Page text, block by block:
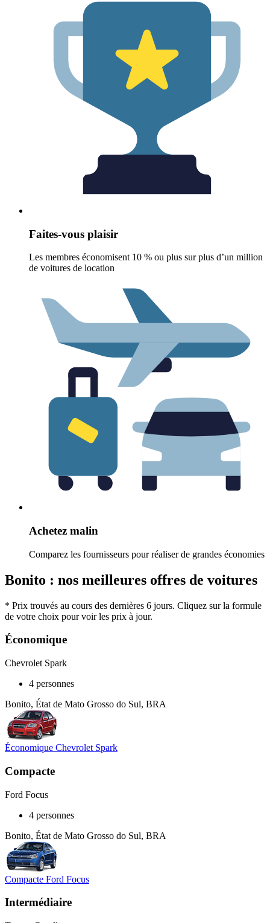
Faites-vous plaisir
Les membres économisent 10 % ou plus sur plus d’un million
de voitures de location
Achetez malin
Comparez les fournisseurs pour réaliser de grandes économies
Bonito : nos meilleures offres de voitures
* Prix trouvés au cours des dernières 6 jours. Cliquez sur la formule
de votre choix pour voir les prix à jour.
Économique
Chevrolet Spark
4 personnes
Bonito, État de Mato Grosso do Sul, BRA
Économique Chevrolet Spark
Compacte
Ford Focus
4 personnes
Bonito, État de Mato Grosso do Sul, BRA
Compacte Ford Focus
Intermédiaire